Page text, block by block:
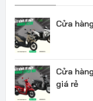
Cửa
Cửa
giá rẻ